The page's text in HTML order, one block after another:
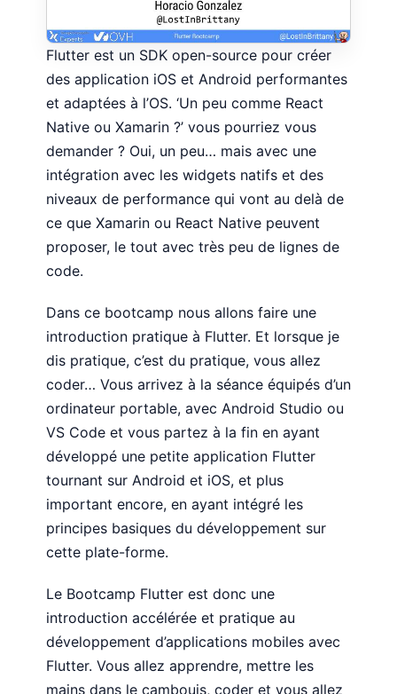
Flutter est un SDK open-source pour créer
des application iOS et Android performantes
et adaptées à l’OS. ‘Un peu comme React
Native ou Xamarin ?’ vous pourriez vous
demander ? Oui, un peu… mais avec une
intégration avec les widgets natifs et des
niveaux de performance qui vont au delà de
ce que Xamarin ou React Native peuvent
proposer, le tout avec très peu de lignes de
code.
Dans ce bootcamp nous allons faire une
introduction pratique à Flutter. Et lorsque je
dis pratique, c’est du pratique, vous allez
coder… Vous arrivez à la séance équipés d’un
ordinateur portable, avec Android Studio ou
VS Code et vous partez à la fin en ayant
développé une petite application Flutter
tournant sur Android et iOS, et plus
important encore, en ayant intégré les
principes basiques du développement sur
cette plate-forme.
Le Bootcamp Flutter est donc une
introduction accélérée et pratique au
développement d’applications mobiles avec
Flutter. Vous allez apprendre, mettre les
mains dans le cambouis, coder et vous allez